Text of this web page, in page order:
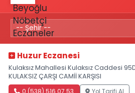
Huzur Eczanesi
Kulaksız Mahallesi Kulaksız Caddesi 95D
KULAKSIZ ÇARŞI CAMİİ KARŞISI